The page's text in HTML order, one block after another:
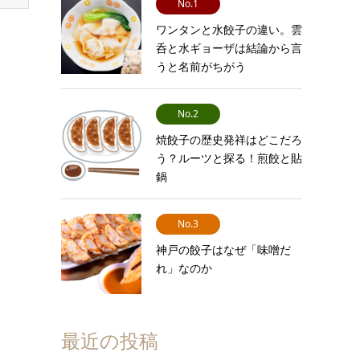
No.1
ワンタンと水餃子の違い。雲
呑と水ギョーザは結論から言
うと名前がちがう
No.2
焼餃子の歴史発祥はどこだろ
う？ルーツと探る！煎餃と貼
鍋
No.3
神戸の餃子はなぜ「味噌だ
れ」なのか
最近の投稿